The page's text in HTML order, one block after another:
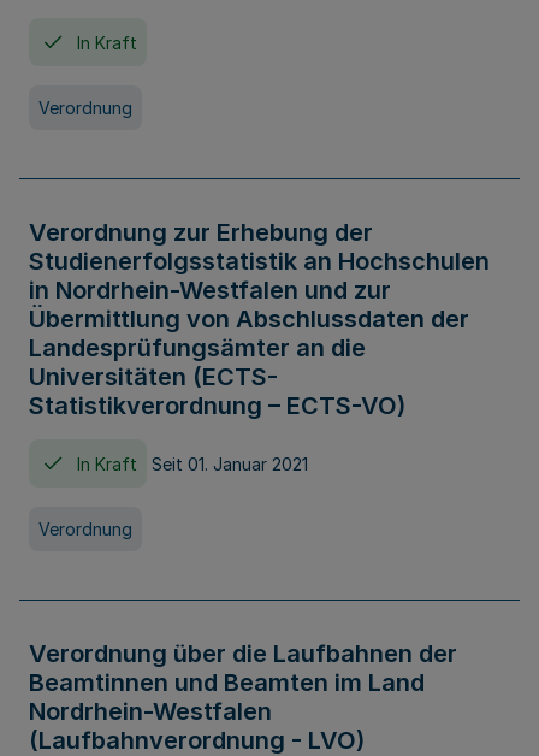
In Kraft
Verordnung
Verordnung zur Erhebung der
Studienerfolgsstatistik an Hochschulen
in Nordrhein-Westfalen und zur
Übermittlung von Abschlussdaten der
Landesprüfungsämter an die
Universitäten (ECTS-
Statistikverordnung – ECTS-VO)
In Kraft Seit 01. Januar 2021
Verordnung
Verordnung über die Laufbahnen der
Beamtinnen und Beamten im Land
Nordrhein-Westfalen
(Laufbahnverordnung - LVO)